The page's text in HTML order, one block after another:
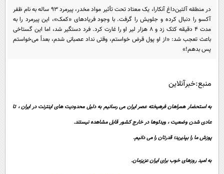
حوادث
سلامت
یک برش دانایی
بین الملل
سیاست خارجی
فرهنگ و هنر
علم و دانش
باشگاه مغز
مجله تصویری سلاح
اقتصاد
ورزش
عصر ایران 2
خواندنی ها و دیدنی ها
آموزش زبان
در منطقه آلتین‌داغ آنکارا، یک معتاد تحت تأثیر مواد مخدر، پیرمرد ۹۳ ساله به نام ظفر
آکسو را دنبال کرده و جلویش را گرفت. با وجود فریاد‌های «کمک»، این پیرمرد را به
مدت ۴ دقیقه کتک زد و ۸ هزار لیر او را غارت کرد. فرد دستگیر شد، اما این گستاخی
باعث تعجب شد: «از او پول قرض خواستم، وقتی نداد عصبانی شدم، بعداً می‌خواستم
پس بدهم!»
منبع:خبرآنلاین
به استحضار همراهان فرهیخته عصر ایران می رسانیم به دلیل محدودیت های اینترنت در ایران ، تا
عادی شدن وضعیت ، ویدئوها در خارج کشور قابل مشاهده نیستند.
پوزش ما را بپذیرید؛ قدرتان را می دانیم.
به امید روزهای خوب برای ایران عزیزمان.